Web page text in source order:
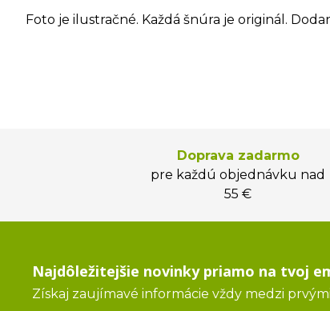
Foto je ilustračné. Každá šnúra je originál.
Doprava zadarmo
pre každú objednávku nad
55 €
Najdôležitejšie novinky priamo na tvoj
Získaj zaujímavé informácie vždy medzi prvými